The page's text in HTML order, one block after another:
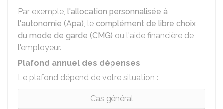
Par exemple, l'allocation personnalisée à
l'autonomie (Apa), le complément de libre choix
du mode de garde (CMG) ou l'aide financière de
l'employeur.
Plafond annuel des dépenses
Le plafond dépend de votre situation :
Cas général